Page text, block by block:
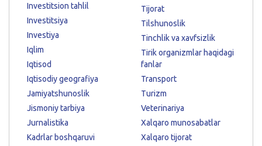
Investitsion tahlil
Investitsiya
Investiya
Iqlim
Iqtisod
Iqtisodiy geografiya
Jamiyatshunoslik
Jismoniy tarbiya
Jurnalistika
Kadrlar boshqaruvi
Tijorat
Tilshunoslik
Tinchlik va xavfsizlik
Tirik organizmlar haqidagi
fanlar
Transport
Turizm
Veterinariya
Xalqaro munosabatlar
Xalqaro tijorat